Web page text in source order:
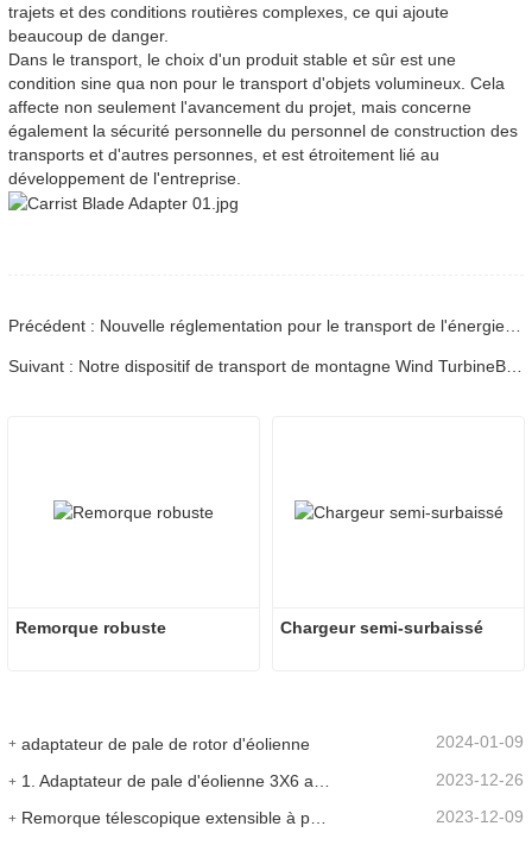
trajets et des conditions routières complexes, ce qui ajoute
beaucoup de danger.
Dans le transport, le choix d'un produit stable et sûr est une
condition sine qua non pour le transport d'objets volumineux. Cela
affecte non seulement l'avancement du projet, mais concerne
également la sécurité personnelle du personnel de construction des
transports et d'autres personnes, et est étroitement lié au
développement de l'entreprise.
Précédent : Nouvelle réglementation pour le transport de l'énergie éolienne
Suivant : Notre dispositif de transport de montagne Wind TurbineBlade
Remorque robuste Chargeur semi-surbaissé
adaptateur de pale de rotor d'éolienne 2024-01-09
2023-12-26
Remorque télescopique extensible à pales de turbine à vent 2023-12-09